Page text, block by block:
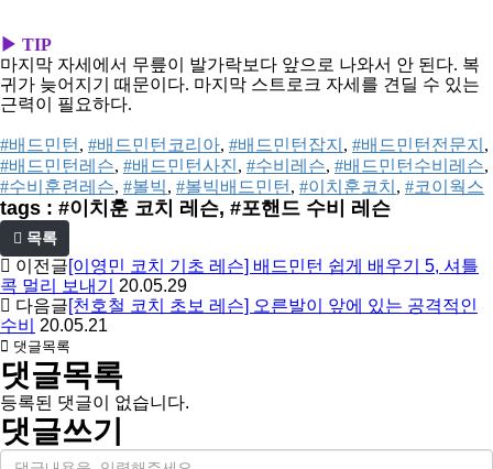
▶ TIP
마지막 자세에서 무릎이 발가락보다 앞으로 나와서 안 된다. 복
귀가 늦어지기 때문이다. 마지막 스트로크 자세를 견딜 수 있는
근력이 필요하다.
#배드민턴 , #배드민턴코리아, #배드민턴잡지 , #배드민턴전문지
#배드민턴레슨, #배드민턴사진 , #수비레슨, #배드민턴수비레슨
#수비훈련레슨, #볼빅, #볼빅배드민턴 , #이치훈코치 , #코이웍스
tags : #이치훈 코치 레슨, #포핸드 수비 레슨
목록
이전글[이영민 코치 기초 레슨] 배드민턴 쉽게 배우기 5, 셔틀
콕 멀리 보내기
20.05.29
다음글[천호철 코치 초보 레슨] 오른발이 앞에 있는 공격적인
수비
20.05.21
댓글목록
댓글목록
등록된 댓글이 없습니다.
댓글쓰기
내